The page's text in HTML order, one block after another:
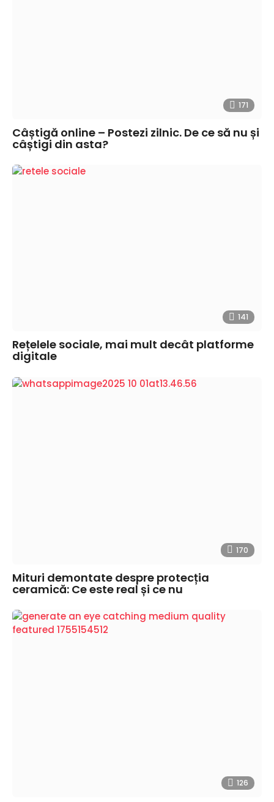
171
Câștigă online – Postezi zilnic. De ce să nu și
câștigi din asta?
141
Rețelele sociale, mai mult decât platforme
digitale
170
Mituri demontate despre protecția
ceramică: Ce este real și ce nu
126